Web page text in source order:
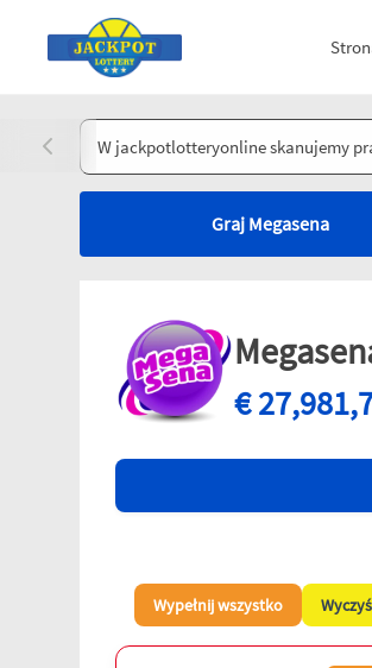
W jackpotlotteryonline skanujemy
Graj Megasena
€
Wypełnij wszystko